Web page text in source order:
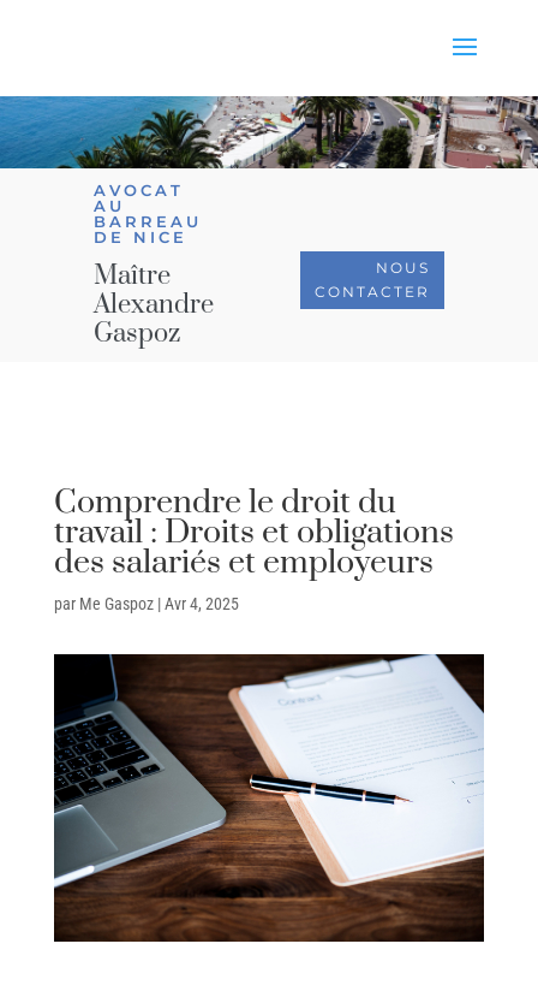
AVOCAT
AU
BARREAU
DE NICE
Maître
Alexandre
Gaspoz
NOUS
CONTACTER
Comprendre le droit du
travail : Droits et obligations
des salariés et employeurs
par Me Gaspoz|Avr 4, 2025